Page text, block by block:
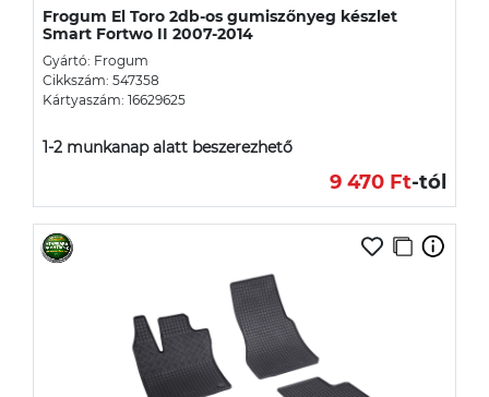
Frogum El Toro 2db-os gumiszőnyeg készlet
Smart Fortwo II 2007-2014
Gyártó: Frogum
Cikkszám: 547358
Kártyaszám: 16629625
1-2 munkanap alatt beszerezhető
9 470 Ft-tól